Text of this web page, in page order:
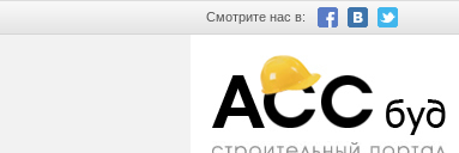
Смотрите нас в: